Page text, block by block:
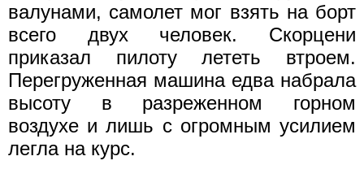
валунами, самолет мог взять на борт
всего двух человек. Скорцени
приказал пилоту лететь втроем.
Перегруженная машина едва набрала
высоту в разреженном горном
воздухе и лишь с огромным усилием
легла на курс.